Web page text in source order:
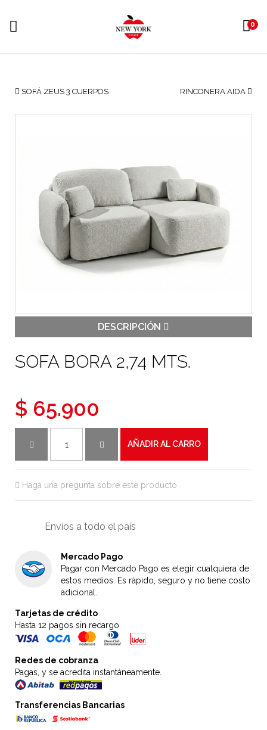
0
SOFÁ ZEUS 3 CUERPOS RINCONERA AIDA
DESCRIPCIÓN
SOFA BORA 2,74 MTS.
$ 65.900
AÑADIR AL CARRO
Haga una pregunta sobre este producto
Envíos a todo el país
Mercado Pago
Pagar con Mercado Pago es elegir cualquiera de
estos medios. Es rápido, seguro y no tiene costo
adicional.
Tarjetas de crédito
Hasta 12 pagos sin recargo
Redes de cobranza
Pagas, y se acredita instantáneamente.
Transferencias Bancarias